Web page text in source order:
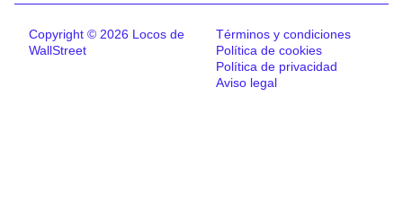
Copyright © 2026 Locos de
WallStreet
Términos y condiciones
Política de cookies
Política de privacidad
Aviso legal